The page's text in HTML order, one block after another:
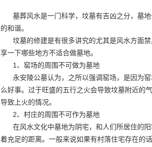
墓葬风水是一门科学，坟墓有吉凶之分，墓
的和谐。
坟墓的修建是有很多讲究的尤其是风水方面
享一下哪些地方不适合做墓地。
1、窑场的周围不可做为墓地
永安陵公墓认为，之所以强调窑场，是因为
么好事。过于旺盛的五行之火会导致坟墓附近的
导致上火的情况。
2、村庄的周围不可作为墓地
在风水文化中墓地为阴宅，和人们所居住的
着充足的距离。一般来说如果有村落住宅存在的